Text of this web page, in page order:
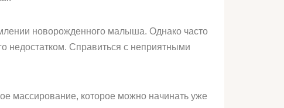
новорожденного малыша. Однако часто
недостатком. Справиться с неприятными
массирование, которое можно начинать уже